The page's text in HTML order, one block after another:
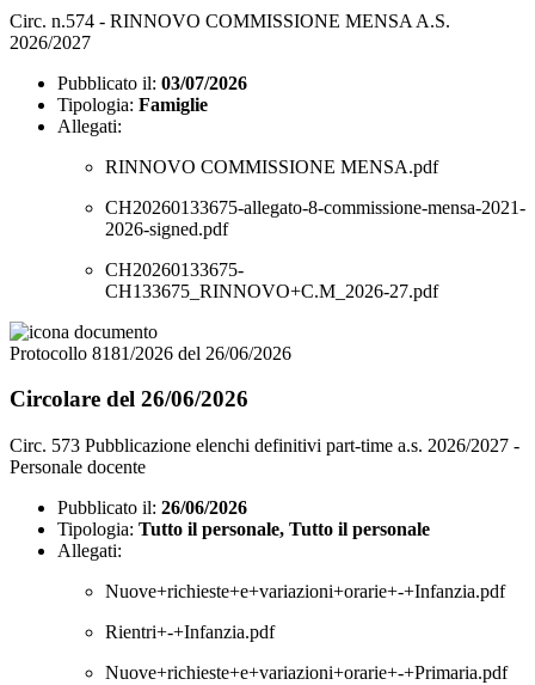
Circ. n.574 - RINNOVO COMMISSIONE MENSA A.S.
2026/2027
Pubblicato il: 03/07/2026
Tipologia: Famiglie
Allegati:
RINNOVO COMMISSIONE MENSA.pdf
CH20260133675-allegato-8-commissione-mensa-2021-
2026-signed.pdf
CH20260133675-
CH133675_RINNOVO+C.M_2026-27.pdf
Protocollo 8181/2026 del 26/06/2026
Circolare del 26/06/2026
Circ. 573 Pubblicazione elenchi definitivi part-time a.s. 2026/2027 -
Personale docente
Pubblicato il: 26/06/2026
Tipologia: Tutto il personale, Tutto il personale
Allegati:
Nuove+richieste+e+variazioni+orarie+-+Infanzia.pdf
Rientri+-+Infanzia.pdf
Nuove+richieste+e+variazioni+orarie+-+Primaria.pdf